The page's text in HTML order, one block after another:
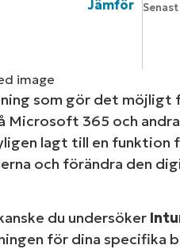
Jämför
som gör det
365 och
lagt till en funktion
och förändra den
du undersöker
för dina specifika